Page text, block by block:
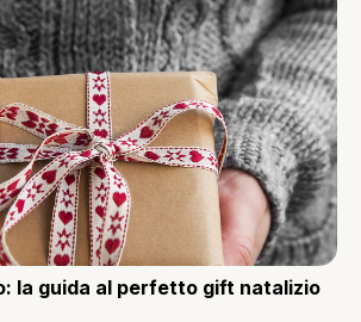
la guida al perfetto gift natalizio